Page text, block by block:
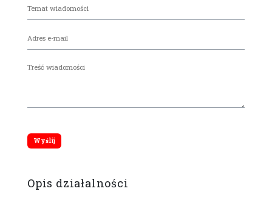
Opis działalności